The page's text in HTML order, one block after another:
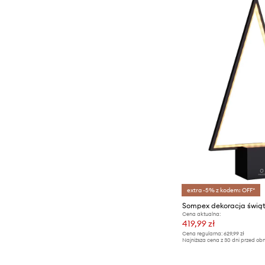
extra -5% z kodem: OFF*
Cena aktualna:
419,99 zł
Cena regularna: 629,99 zł
Najniższa cena z 30 dni przed